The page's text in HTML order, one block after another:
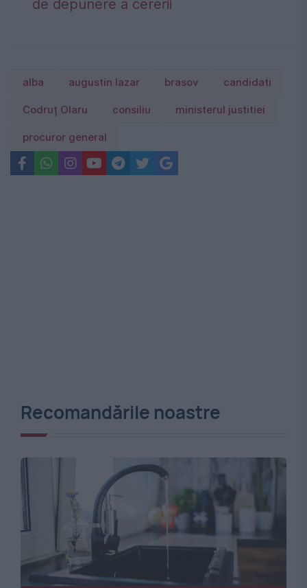
de depunere a cererii
alba augustin lazar brasov candidati
Codruț Olaru consiliu ministerul justitiei
procuror general
Recomandările noastre